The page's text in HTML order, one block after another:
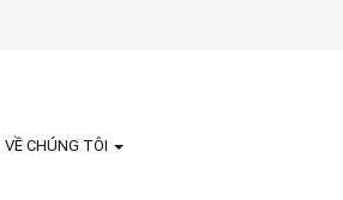
VỀ CHÚNG TÔI